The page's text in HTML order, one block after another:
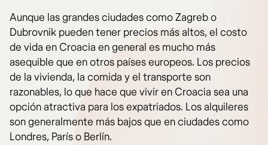
Aunque las grandes ciudades como Zagreb o
Dubrovnik pueden tener precios más altos, el costo
de vida en Croacia en general es mucho más
asequible que en otros países europeos. Los precios
de la vivienda, la comida y el transporte son
razonables, lo que hace que vivir en Croacia sea una
opción atractiva para los expatriados. Los alquileres
son generalmente más bajos que en ciudades como
Londres, París o Berlín.